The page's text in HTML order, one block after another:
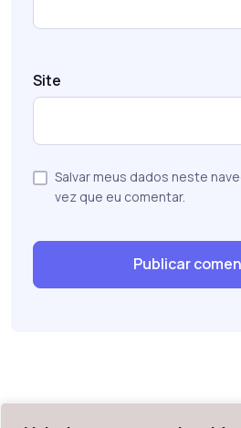
Site
Salvar meus dados neste
vez que eu comentar.